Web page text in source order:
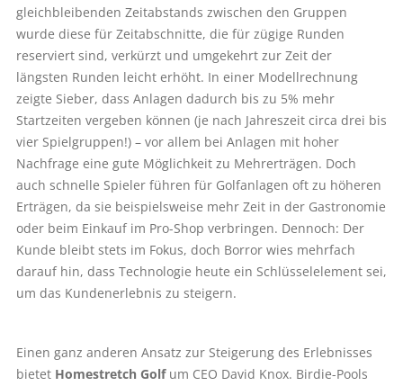
gleichbleibenden Zeitabstands zwischen den Gruppen
wurde diese für Zeitabschnitte, die für zügige Runden
reserviert sind, verkürzt und umgekehrt zur Zeit der
längsten Runden leicht erhöht. In einer Modellrechnung
zeigte Sieber, dass Anlagen dadurch bis zu 5% mehr
Startzeiten vergeben können (je nach Jahreszeit circa drei bis
vier Spielgruppen!) – vor allem bei Anlagen mit hoher
Nachfrage eine gute Möglichkeit zu Mehrerträgen. Doch
auch schnelle Spieler führen für Golfanlagen oft zu höheren
Erträgen, da sie beispielsweise mehr Zeit in der Gastronomie
oder beim Einkauf im Pro-Shop verbringen. Dennoch: Der
Kunde bleibt stets im Fokus, doch Borror wies mehrfach
darauf hin, dass Technologie heute ein Schlüsselelement sei,
um das Kundenerlebnis zu steigern.
Einen ganz anderen Ansatz zur Steigerung des Erlebnisses
bietet Homestretch Golfum CEO David Knox. Birdie-Pools